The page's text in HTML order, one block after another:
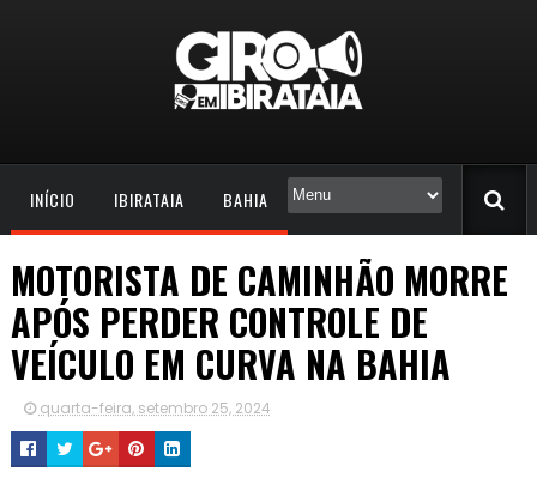
INÍCIO IBIRATAIA BAHIA
MOTORISTA DE CAMINHÃO MORRE
APÓS PERDER CONTROLE DE
VEÍCULO EM CURVA NA BAHIA
quarta-feira, setembro 25, 2024